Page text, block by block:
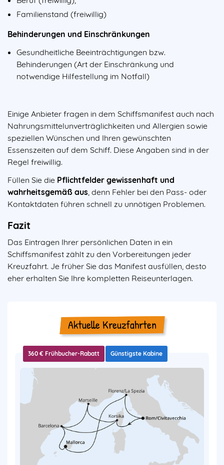
Familienstand (freiwillig)
Behinderungen und Einschränkungen
Gesundheitliche Beeinträchtigungen bzw.
Behinderungen (Art der Einschränkung und
notwendige Hilfestellung im Notfall)
Einige Anbieter fragen in dem Schiffsmanifest auch nach
Nahrungsmittelunverträglichkeiten und Allergien sowie
speziellen Wünschen und Ihren gewünschten
Essenszeiten auf dem Schiff. Diese Angaben sind in der
Regel freiwillig.
Füllen Sie die Pflichtfelder gewissenhaft und
wahrheitsgemäß aus, denn Fehler bei den Pass- oder
Kontaktdaten führen schnell zu unnötigen Problemen.
Fazit
Das Eintragen Ihrer persönlichen Daten in ein
Schiffsmanifest zählt zu den Vorbereitungen jeder
Kreuzfahrt. Je früher Sie das Manifest ausfüllen, desto
eher erhalten Sie Ihre kompletten Reiseunterlagen.
Aktuelle Kreuzfahrten
360 € Frühbucher-Rabatt Günstigste Kabine